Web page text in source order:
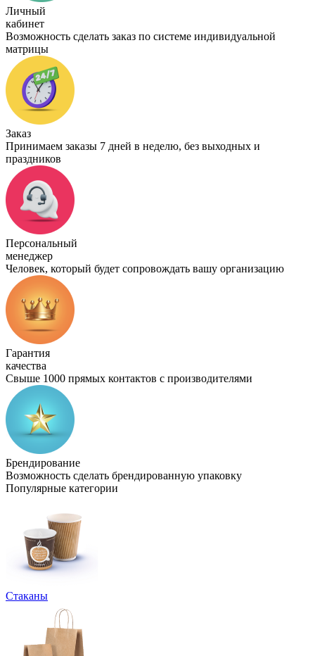
Личный
кабинет
Возможность сделать заказ по системе индивидуальной
матрицы
Заказ
Принимаем заказы 7 дней в неделю, без выходных и
праздников
Персональный
менеджер
Человек, который будет сопровождать вашу организацию
Гарантия
качества
Свыше 1000 прямых контактов с производителями
Брендирование
Возможность сделать брендированную упаковку
Популярные категории
Стаканы